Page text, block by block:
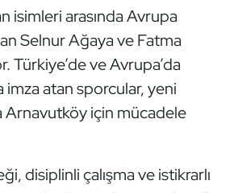
isimleri arasında Avrupa
Selnur Ağaya ve Fatma
Türkiye’de ve Avrupa’da
imza atan sporcular, yeni
Arnavutköy için mücadele
disiplinli çalışma ve istikrarlı